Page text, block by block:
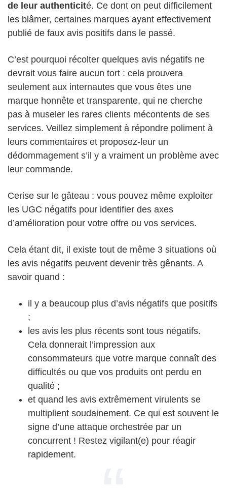
de leur authenticité. Ce dont on peut difficilement
les blâmer, certaines marques ayant effectivement
publié de faux avis positifs dans le passé.
C’est pourquoi récolter quelques avis négatifs ne
devrait vous faire aucun tort : cela prouvera
seulement aux internautes que vous êtes une
marque honnête et transparente, qui ne cherche
pas à museler les rares clients mécontents de ses
services. Veillez simplement à répondre poliment à
leurs commentaires et proposez-leur un
dédommagement s’il y a vraiment un problème avec
leur commande.
Cerise sur le gâteau : vous pouvez même exploiter
les UGC négatifs pour identifier des axes
d’amélioration pour votre offre ou vos services.
Cela étant dit, il existe tout de même 3 situations où
les avis négatifs peuvent devenir très gênants. A
savoir quand :
il y a beaucoup plus d’avis négatifs que positifs
;
les avis les plus récents sont tous négatifs.
Cela donnerait l’impression aux
consommateurs que votre marque connaît des
difficultés ou que vos produits ont perdu en
qualité ;
et quand les avis extrêmement virulents se
multiplient soudainement. Ce qui est souvent le
signe d’une attaque orchestrée par un
concurrent ! Restez vigilant(e) pour réagir
rapidement.